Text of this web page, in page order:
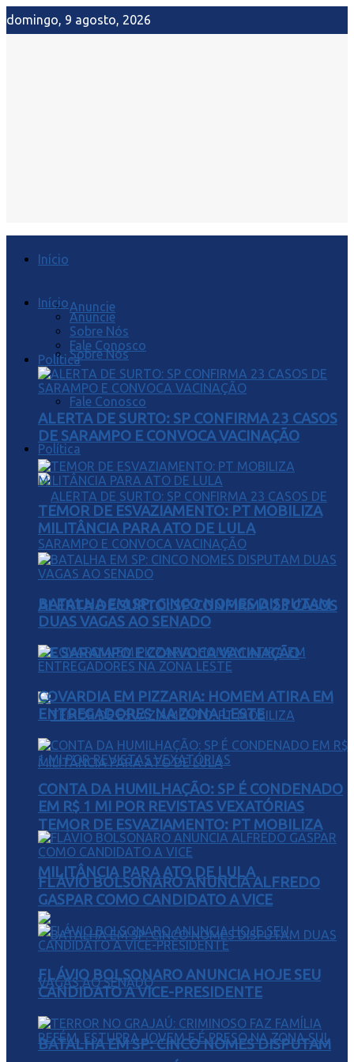
domingo, 9 agosto, 2026
Início
Anuncie
Sobre Nós
Fale Conosco
Política
ALERTA DE SURTO: SP CONFIRMA 23 CASOS
DE SARAMPO E CONVOCA VACINAÇÃO
TEMOR DE ESVAZIAMENTO: PT MOBILIZA
MILITÂNCIA PARA ATO DE LULA
BATALHA EM SP: CINCO NOMES DISPUTAM
Início
Anuncie
Sobre Nós
Fale Conosco
Política
ALERTA DE SURTO: SP CONFIRMA 23 CASOS
DE SARAMPO E CONVOCA VACINAÇÃO
TEMOR DE ESVAZIAMENTO: PT MOBILIZA
MILITÂNCIA PARA ATO DE LULA
BATALHA EM SP: CINCO NOMES DISPUTAM
DUAS VAGAS AO SENADO
COVARDIA EM PIZZARIA: HOMEM ATIRA EM
ENTREGADORES NA ZONA LESTE
CONTA DA HUMILHAÇÃO: SP É CONDENADO
EM R$ 1 MI POR REVISTAS VEXATÓRIAS
FLÁVIO BOLSONARO ANUNCIA ALFREDO
GASPAR COMO CANDIDATO A VICE
FLÁVIO BOLSONARO ANUNCIA HOJE SEU
CANDIDATO A VICE-PRESIDENTE